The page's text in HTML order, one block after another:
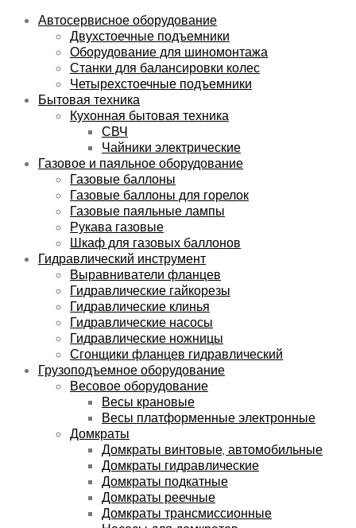
Автосервисное оборудование
Двухстоечные подъемники
Оборудование для шиномонтажа
Станки для балансировки колес
Четырехстоечные подъемники
Бытовая техника
Кухонная бытовая техника
СВЧ
Чайники электрические
Газовое и паяльное оборудование
Газовые баллоны
Газовые баллоны для горелок
Газовые паяльные лампы
Рукава газовые
Шкаф для газовых баллонов
Гидравлический инструмент
Выравниватели фланцев
Гидравлические гайкорезы
Гидравлические клинья
Гидравлические насосы
Гидравлические ножницы
Сгонщики фланцев гидравлический
Грузоподъемное оборудование
Весовое оборудование
Весы крановые
Весы платформенные электронные
Домкраты
Домкраты винтовые, автомобильные
Домкраты гидравлические
Домкраты подкатные
Домкраты реечные
Домкраты трансмиссионные